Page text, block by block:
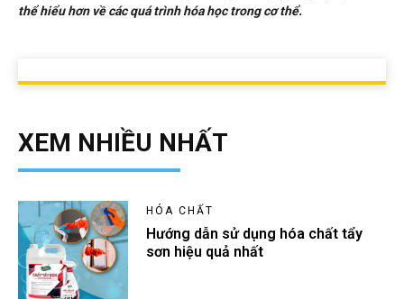
thể hiểu hơn về các quá trình hóa học trong cơ thể.
XEM NHIỀU NHẤT
HÓA CHẤT
Hướng dẫn sử dụng hóa chất tẩy
sơn hiệu quả nhất